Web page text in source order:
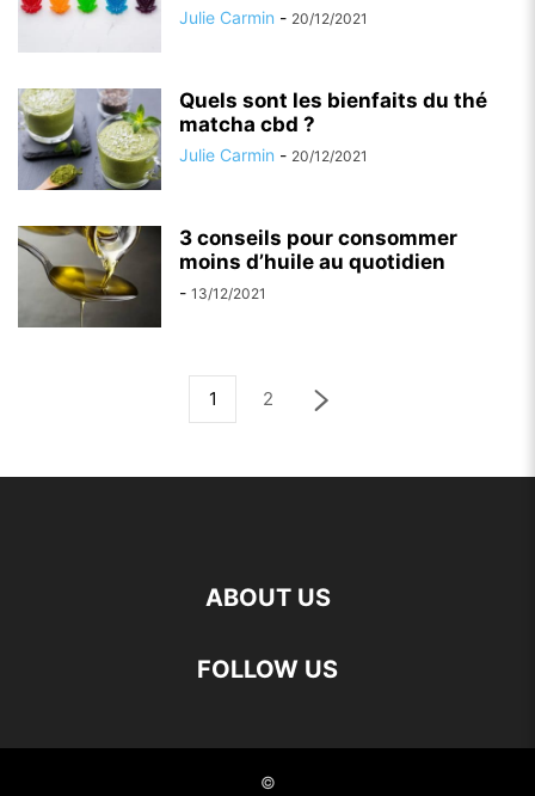
Julie Carmin - 20/12/2021
Quels sont les bienfaits du thé
matcha cbd ?
Julie Carmin - 20/12/2021
3 conseils pour consommer
moins d’huile au quotidien
- 13/12/2021
1 2
ABOUT US
FOLLOW US
©